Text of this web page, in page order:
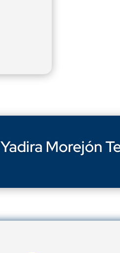
Yadira Morejón